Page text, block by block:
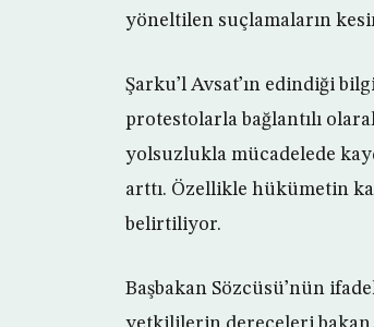
yöneltilen suçlamaların
Şarku’l Avsat’ın edindiği
protestolarla bağlantılı
yolsuzlukla mücadelede
arttı. Özellikle hükümetin
belirtiliyor.
Başbakan Sözcüsü’nün